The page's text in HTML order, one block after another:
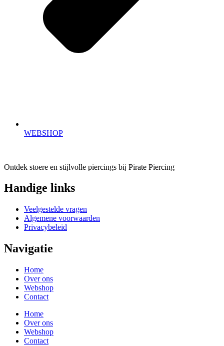
WEBSHOP
Ontdek stoere en stijlvolle piercings bij Pirate Piercing
Handige links
Veelgestelde vragen
Algemene voorwaarden
Privacybeleid
Navigatie
Home
Over ons
Webshop
Contact
Home
Over ons
Webshop
Contact